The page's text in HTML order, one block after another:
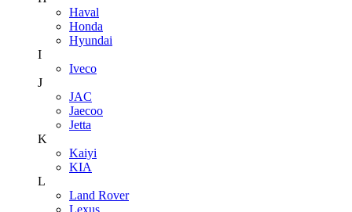
Haval
Honda
Hyundai
I
Iveco
J
JAC
Jaecoo
Jetta
K
Kaiyi
KIA
L
Land Rover
Lexus